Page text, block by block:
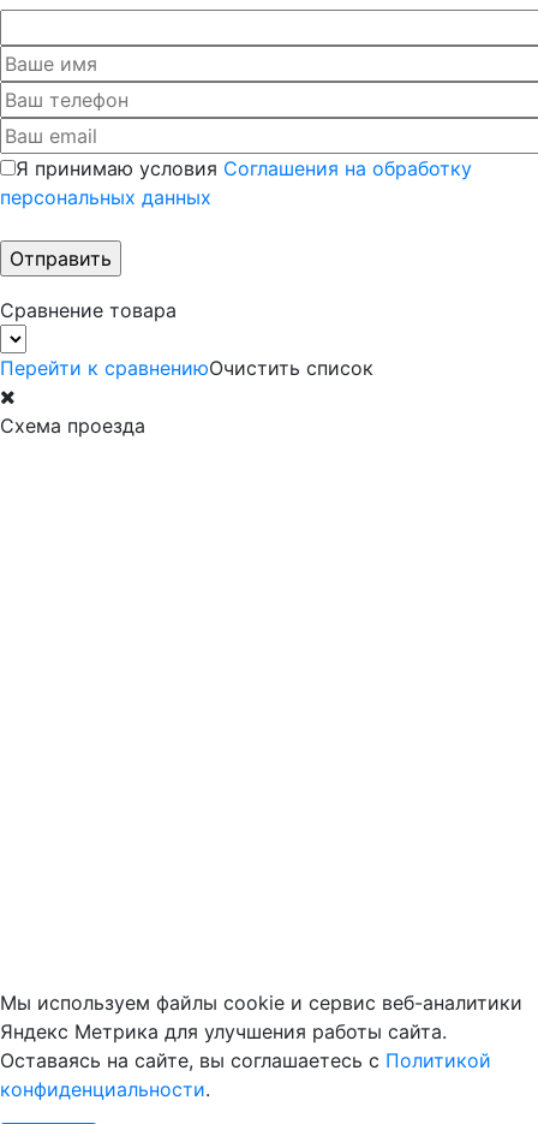
Я принимаю условия Соглашения на обработку
персональных данных
Сравнение товара
Перейти к сравнениюОчистить список
Схема проезда
Мы используем файлы cookie и сервис веб-аналитики
Яндекс Метрика для улучшения работы сайта.
Оставаясь на сайте, вы соглашаетесь с Политикой
конфиденциальности.